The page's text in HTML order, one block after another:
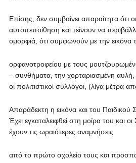
Επίσης, δεν συμβαίνει απαραίτητα ότι
αυτοπεποίθηση και τείνουν να
ομορφιά, ότι συμφωνούν με την εικόνα
ορφανοτροφείου με τους
– συνθήματα, την χορταριασμένη αυλή,
οι πολιτιστικοί σύλλογοι, (λίγα μέτρα
Απαράδεκτη η εικόνα και του Παιδικού
Έχει εγκαταλειφθεί στη μοίρα του και
έχουν τις ωραιότερες αναμνήσεις
από το πρώτο σχολείο τους και